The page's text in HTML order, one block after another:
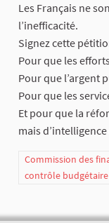
Les Français ne
l’inefficacité.
Signez cette
Pour que les
Pour que l’argent
Pour que les
Et pour que la
mais
Commission des
contrôle budgétaire